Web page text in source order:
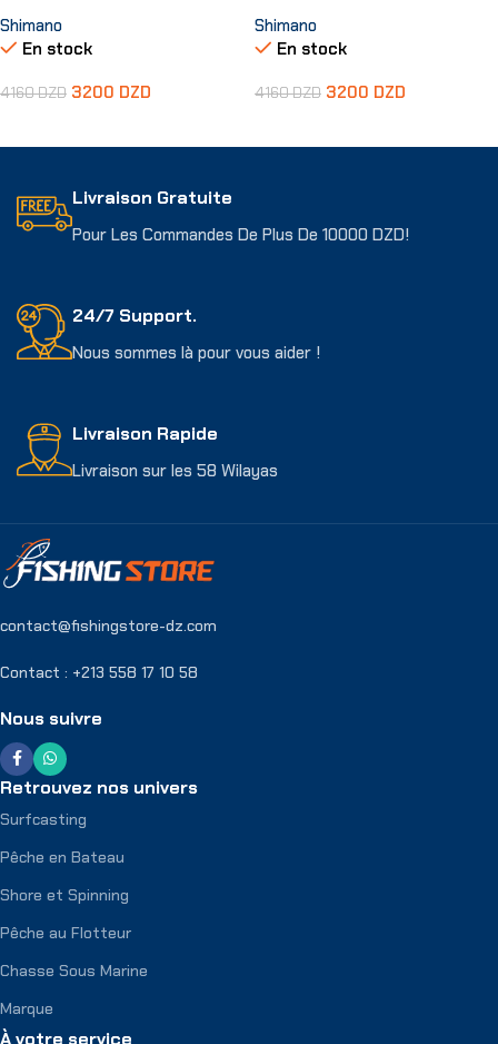
Shimano
En stock
4160DZD 3200 DZD
Shimano
En stock
4160DZD 3200 DZD
Livraison Gratuite
Pour Les Commandes De Plus De 10000 DZD!
24/7 Support.
Nous sommes là pour vous aider !
Livraison Rapide
Livraison sur les 58 Wilayas
contact@fishingstore-dz.com
Contact : +213 558 17 10 58
Nous suivre
Retrouvez nos univers
Surfcasting
Pêche en Bateau
Shore et Spinning
Pêche au Flotteur
Chasse Sous Marine
Marque
À votre service